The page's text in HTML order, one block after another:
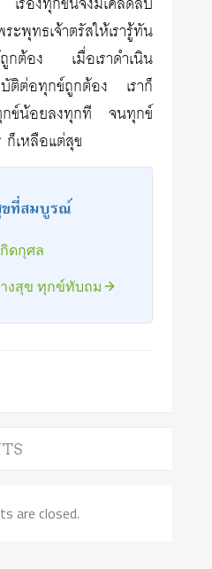
ทธเจ้าตรัสให้เรารู้ทัน
กต้อง เมื่อเราดำเนิน
ต่อทุกข์ถูกต้อง เราก็
กข์น้อยลงทุกที จนทุกข์
ก็เหลือแต่สุข
ที่สมบูรณ์
ดกุศล
งสุข ทุกข์ทับถม
are closed.